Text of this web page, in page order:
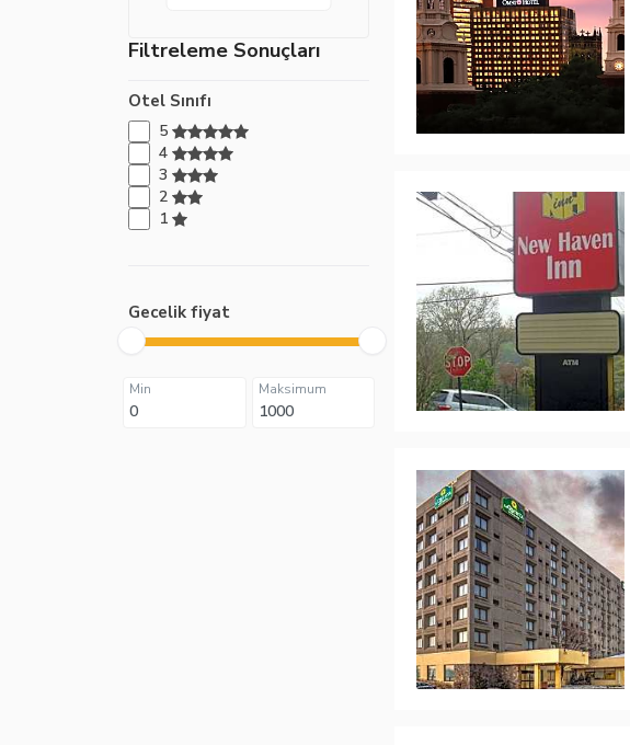
Filtreleme Sonuçları
Otel Sınıfı
5
4
3
2
1
Gecelik fiyat
Min Maksimum